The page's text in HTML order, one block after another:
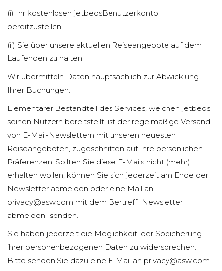
(i) Ihr kostenlosen jetbedsBenutzerkonto
bereitzustellen,
(ii) Sie über unsere aktuellen Reiseangebote auf dem
Laufenden zu halten
Wir übermitteln Daten hauptsächlich zur Abwicklung
Ihrer Buchungen.
Elementarer Bestandteil des Services, welchen jetbeds
seinen Nutzern bereitstellt, ist der regelmäßige Versand
von E-Mail-Newslettern mit unseren neuesten
Reiseangeboten, zugeschnitten auf Ihre persönlichen
Präferenzen. Sollten Sie diese E-Mails nicht (mehr)
erhalten wollen, können Sie sich jederzeit am Ende der
Newsletter abmelden oder eine Mail an
privacy@asw.com mit dem Bertreff "Newsletter
abmelden" senden.
Sie haben jederzeit die Möglichkeit, der Speicherung
ihrer personenbezogenen Daten zu widersprechen.
Bitte senden Sie dazu eine E-Mail an privacy@asw.com